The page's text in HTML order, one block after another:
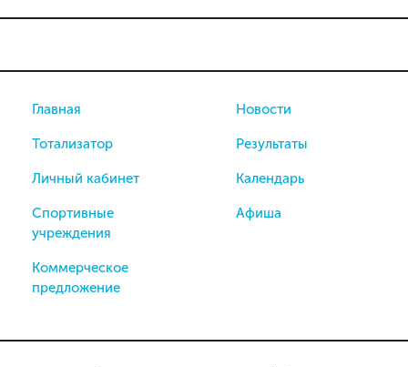
Главная
Тотализатор
Личный кабинет
Спортивные
учреждения
Коммерческое
предложение
Новости
Результаты
Календарь
Афиша